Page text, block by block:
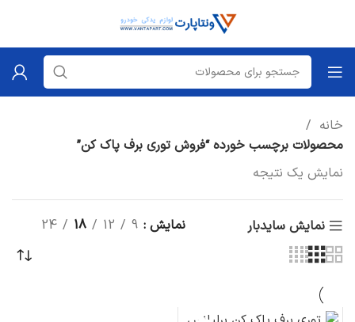
خانه
محصولات برچسب خورده “فروش توری برف پاک کن”
نمایش یک نتیجه
نمایش سایدبار نمایش 9
12
18
24